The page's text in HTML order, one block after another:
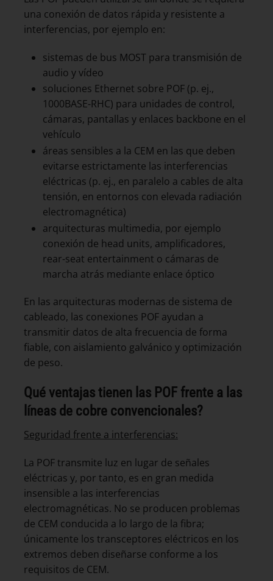
una conexión de datos rápida y resistente a
interferencias, por ejemplo en:
sistemas de bus MOST para transmisión de
audio y vídeo
soluciones Ethernet sobre POF (p. ej.,
1000BASE-RHC) para unidades de control,
cámaras, pantallas y enlaces backbone en el
vehículo
áreas sensibles a la CEM en las que deben
evitarse estrictamente las interferencias
eléctricas (p. ej., en paralelo a cables de alta
tensión, en entornos con elevada radiación
electromagnética)
arquitecturas multimedia, por ejemplo
conexión de head units, amplificadores,
rear-seat entertainment o cámaras de
marcha atrás mediante enlace óptico
En las arquitecturas modernas de sistema de
cableado, las conexiones POF ayudan a
transmitir datos de alta frecuencia de forma
fiable, con aislamiento galvánico y optimización
de peso.
Qué ventajas tienen las POF frente a las
líneas de cobre convencionales?
Seguridad frente a interferencias:
La POF transmite luz en lugar de señales
eléctricas y, por tanto, es en gran medida
insensible a las interferencias
electromagnéticas. No se producen problemas
de CEM conducida a lo largo de la fibra;
únicamente los transceptores eléctricos en los
extremos deben diseñarse conforme a los
requisitos de CEM.